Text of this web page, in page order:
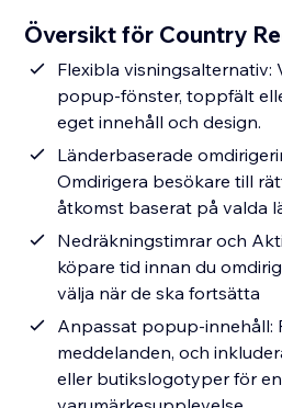
Översikt för Country
Flexibla visningsalternativ:
popup-fönster, toppfält
eget innehåll och design.
Länderbaserade
Omdirigera besökare till
åtkomst baserat på valda
Nedräkningstimrar och
köpare tid innan du
välja när de ska fortsätta
Anpassat popup-innehåll:
meddelanden, och
eller butikslogotyper för en